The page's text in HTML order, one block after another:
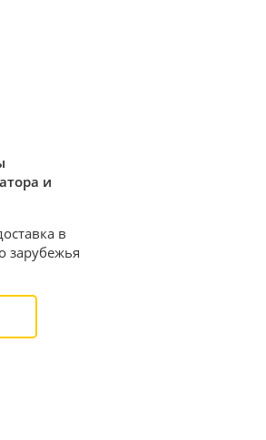
и
в
зарубежья